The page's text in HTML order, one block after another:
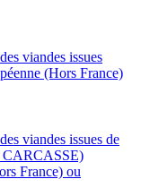
viandes issues
(Hors France)
viandes issues de
France) ou